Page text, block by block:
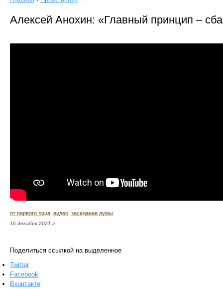
Алексей Анохин: «Главный принцип –
от первого лица видео заседание думы
16 декабря 2021 г.
Поделиться ссылкой на выделенное
Twitter
Facebook
Вконтакте